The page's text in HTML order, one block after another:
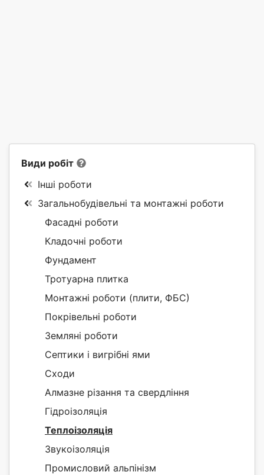
Види робіт
Інші роботи
Загальнобудівельні та монтажні роботи
Фасадні роботи
Кладочні роботи
Фундамент
Тротуарна плитка
Монтажні роботи (плити, ФБС)
Покрівельні роботи
Земляні роботи
Септики і вигрібні ями
Сходи
Алмазне різання та свердління
Гідроізоляція
Теплоізоляція
Звукоізоляція
Промисловий альпінізм